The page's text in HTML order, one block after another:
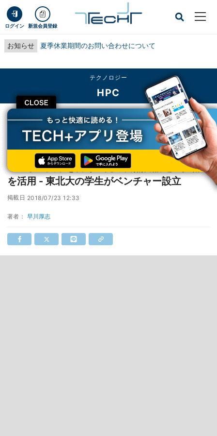
ログイン 新規会員登録
お知らせ 夏季休業期間のお問い合わせについて
CLOSE
テクノロジー
HPC
TECH+ テクノロジー
HPC
「上手い文章を書く」ため自然言語処理技術を活用 - 東北大の学生がベンチャー
「上手い文章を書く」ため自然言語処理技術
を活用 - 東北大の学生がベンチャー設立
掲載日 2018/07/23 12:33
著者： 早川厚志